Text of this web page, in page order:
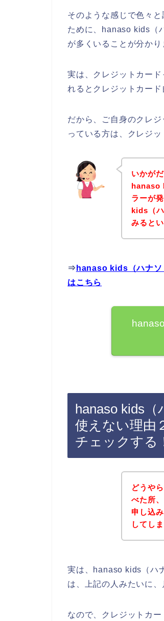
そのような感じで色々
ために、hanaso kids（
が多くいることが分かり
実は、クレジットカー
れるとクレジットカー
だから、ご自身のクレ
っている方は、クレジ
いかが
hanaso
ラーが
kids（
みると
⇒ hanaso kids（ハナソ
はこちら
hanaso kids
使えない理由
チェックする
どうや
べた所
申し込
してし
実は、hanaso kids（ハ
は、上記の人みたいに
なので、クレジットカ